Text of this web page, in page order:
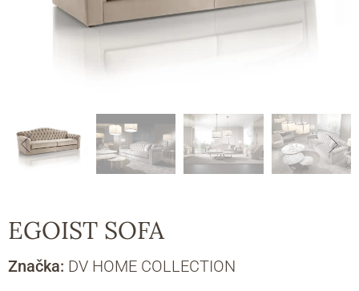
EGOIST SOFA
Značka: DV HOME COLLECTION